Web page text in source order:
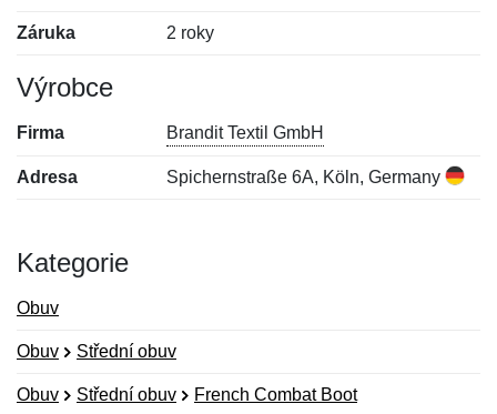
Záruka 2 roky
Výrobce
Firma Brandit Textil GmbH
Adresa Spichernstraße 6A, Köln, Germany
Kategorie
Obuv
Obuv Střední obuv
Obuv Střední obuv French Combat Boot